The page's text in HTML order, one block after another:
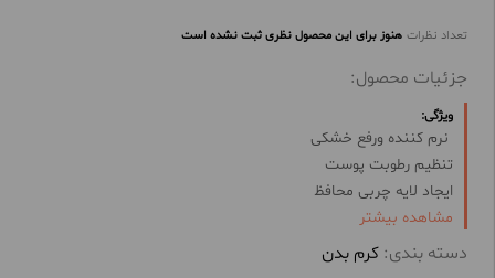
تعداد نظرات هنوز برای این محصول نظری ثبت نشده است
جزئیات محصول:
ویژگی:
نرم کننده ورفع خشکی
تنظیم رطوبت پوست
ایجاد لایه چربی محافظ
تسکین التهابات پوستی
مناسب برای درمان خشکی های حاد از جمله اگزما
مشاهده بیشتر
دسته بندی: کرم بدن